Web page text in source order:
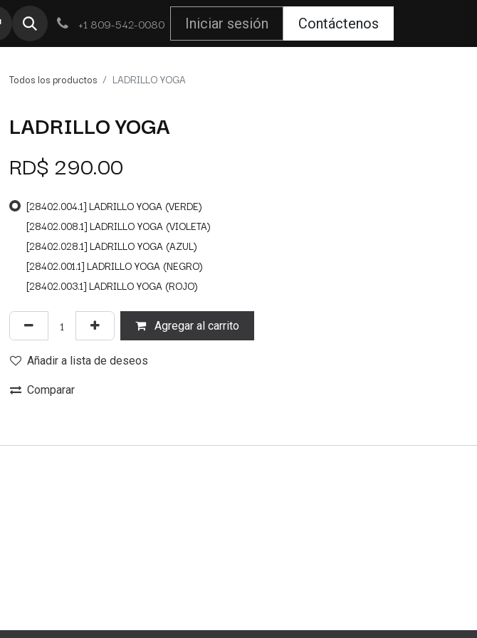
Deportiva Contacto
+1 809-542-0080 Iniciar sesión Contáctenos
Todos los productos LADRILLO YOGA
LADRILLO YOGA
RD$ 290.00
[28402.004.1] LADRILLO YOGA (VERDE)
[28402.008.1] LADRILLO YOGA (VIOLETA)
[28402.028.1] LADRILLO YOGA (AZUL)
[28402.001.1] LADRILLO YOGA (NEGRO)
[28402.003.1] LADRILLO YOGA (ROJO)
Agregar al carrito
Añadir a lista de deseos
Comparar